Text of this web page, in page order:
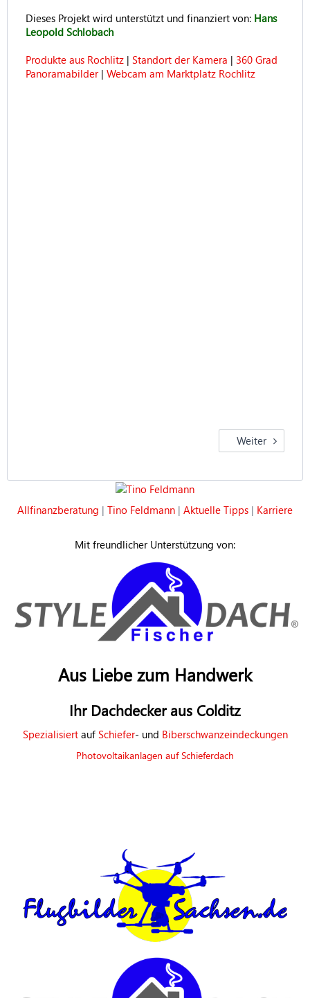
Dieses Projekt wird unterstützt und finanziert von: Hans
Leopold Schlobach
Produkte aus Rochlitz | Standort der Kamera | 360 Grad
Panoramabilder| Webcam am Marktplatz Rochlitz
Weiter
Allfinanzberatung | Tino Feldmann | Aktuelle Tipps | Karriere
Mit freundlicher Unterstützung von:
Aus Liebe zum Handwerk
Ihr Dachdecker aus Colditz
Spezialisiertauf Schiefer- und Biberschwanzeindeckungen
Photovoltaikanlagen auf Schieferdach